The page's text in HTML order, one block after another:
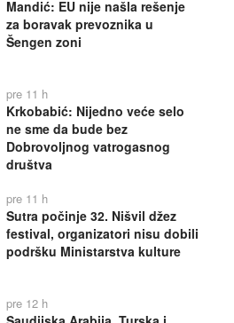
Mandić: EU nije našla rešenje
za boravak prevoznika u
Šengen zoni
pre 11 h
Krkobabić: Nijedno veće selo
ne sme da bude bez
Dobrovoljnog vatrogasnog
društva
pre 11 h
Sutra počinje 32. Nišvil džez
festival, organizatori nisu dobili
podršku Ministarstva kulture
pre 12 h